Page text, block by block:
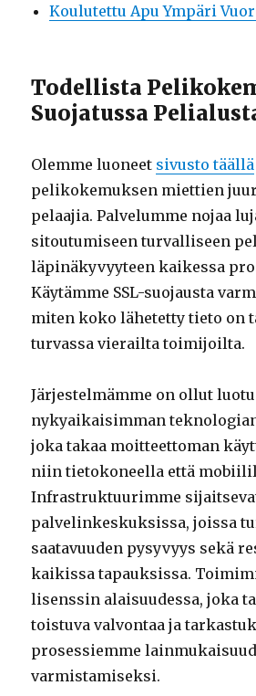
Koulutettu Apu Ympäri
Todellista
Suojatussa
Olemme luoneet sivusto täällä
pelikokemuksen miettien
pelaajia. Palvelumme nojaa
sitoutumiseen turvalliseen
läpinäkyvyyteen kaikessa
Käytämme SSL-suojausta
miten koko lähetetty tieto on
turvassa vierailta toimijoilta.
Järjestelmämme on ollut luotu
nykyaikaisimman
joka takaa moitteettoman
niin tietokoneella että
Infrastruktuurimme
palvelinkeskuksissa, joissa
saatavuuden pysyvyys sekä
kaikissa tapauksissa.
lisenssin alaisuudessa, joka
toistuva valvontaa ja
prosessiemme
varmistamiseksi.